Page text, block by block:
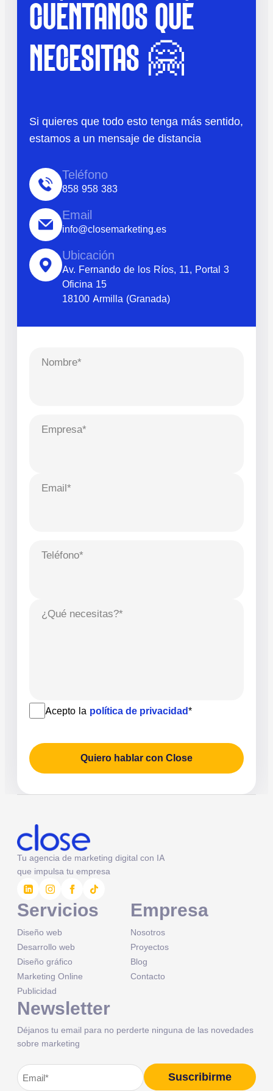
CUÉNTANOS QUÉ
NECESITAS 🤗
Si quieres que todo esto tenga más sentido,
estamos a un mensaje de distancia
Teléfono
858 958 383
Email
info@closemarketing.es
Ubicación
Av. Fernando de los Ríos, 11, Portal 3
Oficina 15
18100 Armilla (Granada)
Nombre*
Empresa*
Email*
Teléfono*
¿Qué necesitas?*
Acepto la política de privacidad*
Quiero hablar con Close
Tu agencia de marketing digital con IA
que impulsa tu empresa
Servicios
Diseño web
Desarrollo web
Diseño gráfico
Marketing Online
Publicidad
Empresa
Nosotros
Proyectos
Blog
Contacto
Newsletter
Déjanos tu email para no perderte ninguna de las novedades
sobre marketing
Correo
Suscribirme
Alternative: